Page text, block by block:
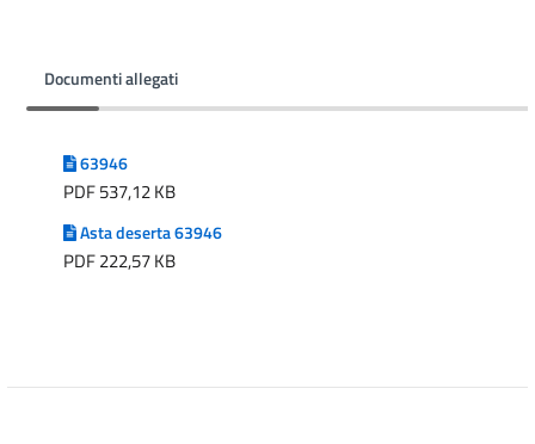
Documenti allegati
63946
PDF 537,12 KB
Asta deserta 63946
PDF 222,57 KB